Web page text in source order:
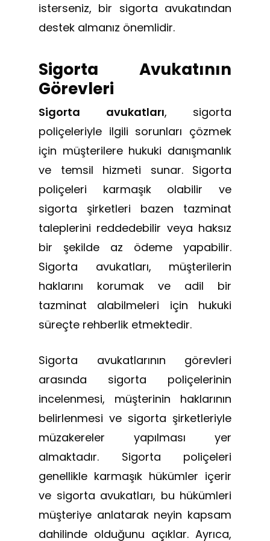
isterseniz, bir sigorta avukatından
destek almanız önemlidir.
Sigorta Avukatının
Görevleri
Sigorta avukatları, sigorta
poliçeleriyle ilgili sorunları çözmek
için müşterilere hukuki danışmanlık
ve temsil hizmeti sunar. Sigorta
poliçeleri karmaşık olabilir ve
sigorta şirketleri bazen tazminat
taleplerini reddedebilir veya haksız
bir şekilde az ödeme yapabilir.
Sigorta avukatları, müşterilerin
haklarını korumak ve adil bir
tazminat alabilmeleri için hukuki
süreçte rehberlik etmektedir.
Sigorta avukatlarının görevleri
arasında sigorta poliçelerinin
incelenmesi, müşterinin haklarının
belirlenmesi ve sigorta şirketleriyle
müzakereler yapılması yer
almaktadır. Sigorta poliçeleri
genellikle karmaşık hükümler içerir
ve sigorta avukatları, bu hükümleri
müşteriye anlatarak neyin kapsam
dahilinde olduğunu açıklar. Ayrıca,